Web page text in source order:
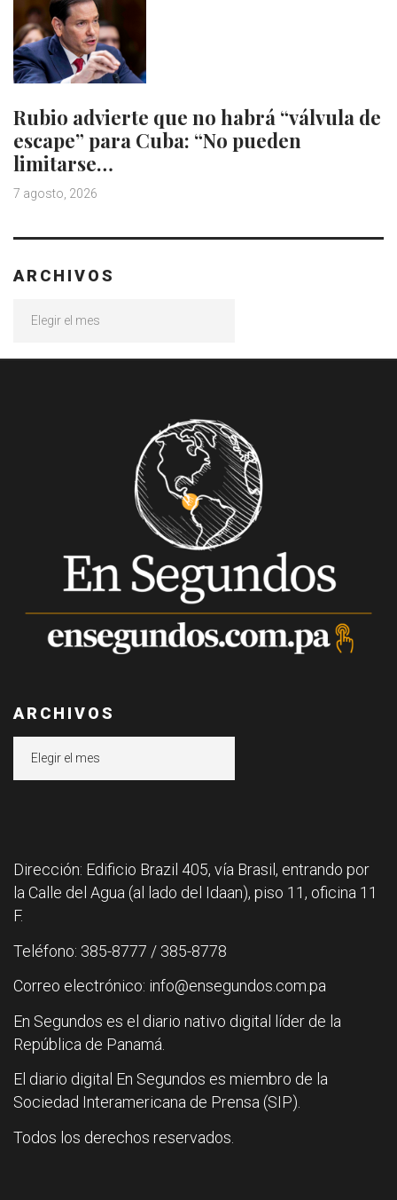
Rubio advierte que no habrá “válvula de
escape” para Cuba: “No pueden
limitarse…
7 agosto, 2026
ARCHIVOS
ARCHIVOS
Dirección: Edificio Brazil 405, vía Brasil, entrando por
la Calle del Agua (al lado del Idaan), piso 11, oficina 11
F.
Teléfono: 385-8777 / 385-8778
Correo electrónico: info@ensegundos.com.pa
En Segundos es el diario nativo digital líder de la
República de Panamá.
El diario digital En Segundos es miembro de la
Sociedad Interamericana de Prensa (SIP).
Todos los derechos reservados.